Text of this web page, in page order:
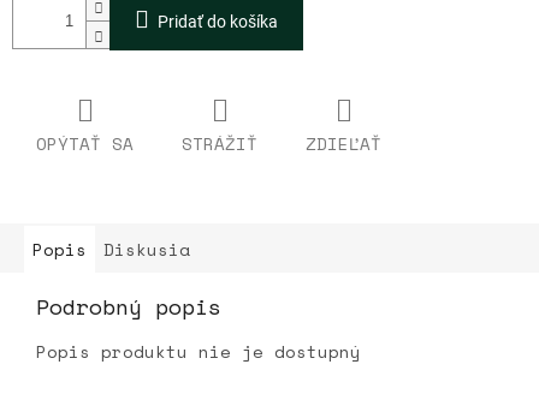
Pridať do košíka
OPÝTAŤ SA STRÁŽIŤ ZDIEĽAŤ
Popis Diskusia
Podrobný popis
Popis produktu nie je dostupný